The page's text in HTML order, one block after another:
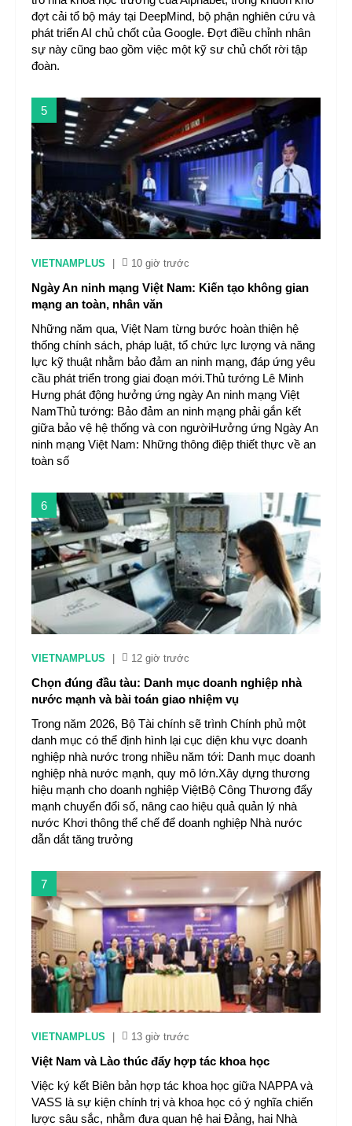
đợt cải tổ bộ máy tại DeepMind, bộ phận nghiên cứu và
phát triển AI chủ chốt của Google. Đợt điều chỉnh nhân
sự này cũng bao gồm việc một kỹ sư chủ chốt rời tập
đoàn.
5
VIETNAMPLUS 10 giờ trước
Ngày An ninh mạng Việt Nam: Kiến tạo không gian
mạng an toàn, nhân văn
Những năm qua, Việt Nam từng bước hoàn thiện hệ
thống chính sách, pháp luật, tổ chức lực lượng và năng
lực kỹ thuật nhằm bảo đảm an ninh mạng, đáp ứng yêu
cầu phát triển trong giai đoạn mới.Thủ tướng Lê Minh
Hưng phát động hưởng ứng ngày An ninh mạng Việt
NamThủ tướng: Bảo đảm an ninh mạng phải gắn kết
giữa bảo vệ hệ thống và con ngườiHưởng ứng Ngày An
ninh mạng Việt Nam: Những thông điệp thiết thực về an
toàn số
6
VIETNAMPLUS 12 giờ trước
Chọn đúng đầu tàu: Danh mục doanh nghiệp nhà
nước mạnh và bài toán giao nhiệm vụ
Trong năm 2026, Bộ Tài chính sẽ trình Chính phủ một
danh mục có thể định hình lại cục diện khu vực doanh
nghiệp nhà nước trong nhiều năm tới: Danh mục doanh
nghiệp nhà nước mạnh, quy mô lớn.Xây dựng thương
hiệu mạnh cho doanh nghiệp ViệtBộ Công Thương đẩy
mạnh chuyển đổi số, nâng cao hiệu quả quản lý nhà
nước Khơi thông thể chế để doanh nghiệp Nhà nước
dẫn dắt tăng trưởng
7
VIETNAMPLUS 13 giờ trước
Việt Nam và Lào thúc đẩy hợp tác khoa học
Việc ký kết Biên bản hợp tác khoa học giữa NAPPA và
VASS là sự kiện chính trị và khoa học có ý nghĩa chiến
lược sâu sắc, nhằm đưa quan hệ hai Đảng, hai Nhà